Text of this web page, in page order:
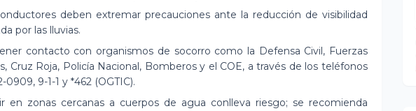
deben extremar precauciones ante la reducción de visibilidad
por las lluvias.
contacto con organismos de socorro como la Defensa Civil, Fuerzas
Cruz Roja, Policía Nacional, Bomberos y el COE, a través de los teléfonos
0909, 9-1-1 y *462 (OGTIC).
en zonas cercanas a cuerpos de agua conlleva riesgo; se recomienda